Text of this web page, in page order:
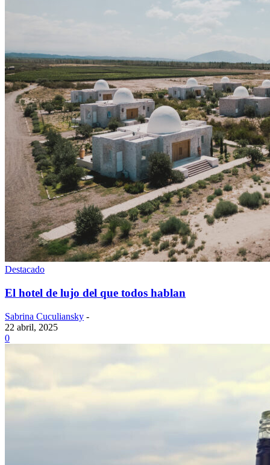
Destacado
El hotel de lujo del que todos hablan
Sabrina Cuculiansky -
22 abril, 2025
0